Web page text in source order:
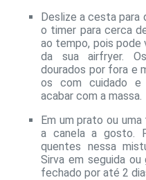
Deslize a cesta para
o timer para cerca
ao tempo, pois pode
da sua airfryer.
dourados por fora e
os com cuidado
acabar com a massa.
Em um prato ou
a canela a gosto.
quentes nessa
Sirva em seguida
fechado por até 2